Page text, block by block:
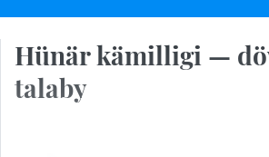
Hünär kämilligi —
talaby